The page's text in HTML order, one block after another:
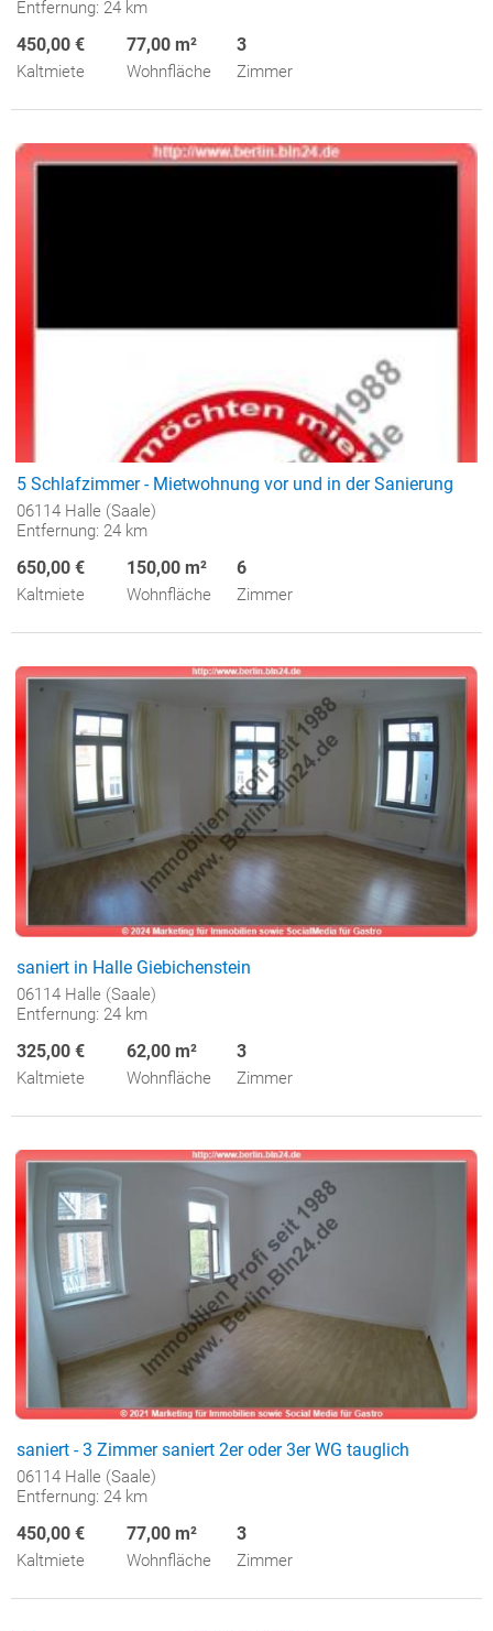
Entfernung: 24 km
450,00 €
Kaltmiete
77,00 m²
Wohnfläche
3
Zimmer
5 Schlafzimmer - Mietwohnung vor und in der Sanierung
06114 Halle (Saale)
Entfernung: 24 km
650,00 €
Kaltmiete
150,00 m²
Wohnfläche
6
Zimmer
saniert in Halle Giebichenstein
06114 Halle (Saale)
Entfernung: 24 km
325,00 €
Kaltmiete
62,00 m²
Wohnfläche
3
Zimmer
saniert - 3 Zimmer saniert 2er oder 3er WG tauglich
06114 Halle (Saale)
Entfernung: 24 km
450,00 €
Kaltmiete
77,00 m²
Wohnfläche
3
Zimmer